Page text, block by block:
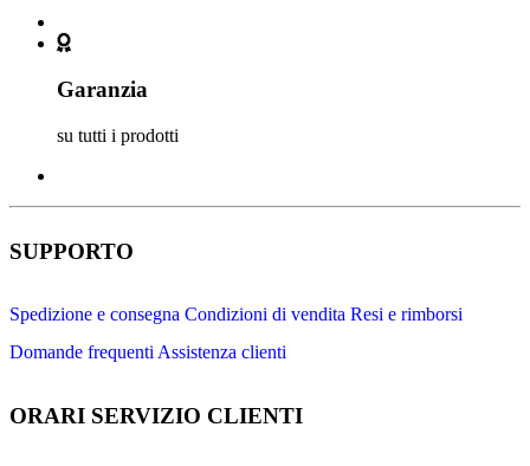
Garanzia
su tutti i prodotti
SUPPORTO
Spedizione e consegna Condizioni di vendita Resi e rimborsi
Domande frequenti Assistenza clienti
ORARI SERVIZIO CLIENTI